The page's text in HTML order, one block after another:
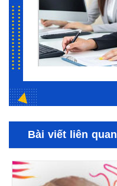
Bài viết liên quan